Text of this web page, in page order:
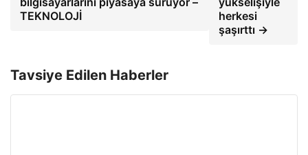
TEKNOLOJİ
herkesi
şaşırttı →
Tavsiye Edilen Haberler